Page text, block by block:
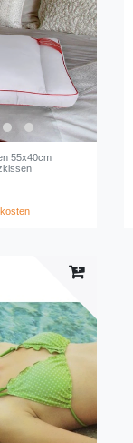
55x40cm